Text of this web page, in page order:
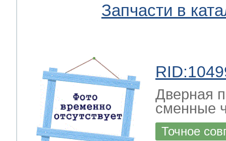
Запчасти в
Дверная
сменные
Точное